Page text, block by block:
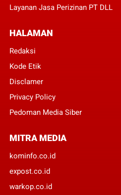
Layanan Jasa Perizinan PT DLL
HALAMAN
Redaksi
Kode Etik
Disclamer
Privacy Policy
Pedoman Media Siber
MITRA MEDIA
kominfo.co.id
expost.co.id
warkop.co.id